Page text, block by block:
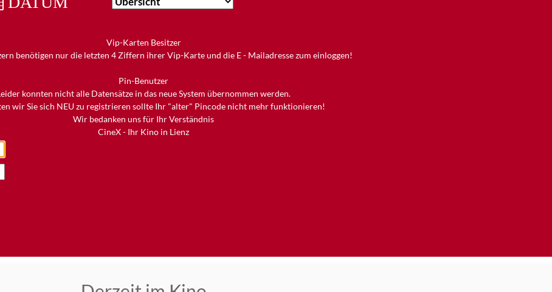
Vip-Karten Besitzer
benötigen nur die letzten 4 Ziffern ihrer Vip-Karte und die E - Mailadresse zum einloggen!
Pin-Benutzer
konnten nicht alle Datensätze in das neue System übernommen werden.
wir Sie sich NEU zu registrieren sollte Ihr "alter" Pincode nicht mehr funktionieren!
Wir bedanken uns für Ihr Verständnis
CineX - Ihr Kino in Lienz